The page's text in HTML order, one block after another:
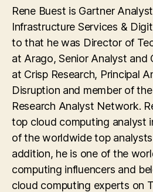
Rene Buest is Gartner
Infrastructure Services &
to that he was Director of
at Arago, Senior Analyst and
at Crisp Research, Principal
Disruption and member of
Research Analyst Network.
top cloud computing analyst
of the worldwide top analysts
addition, he is one of the
computing influencers and
cloud computing experts on